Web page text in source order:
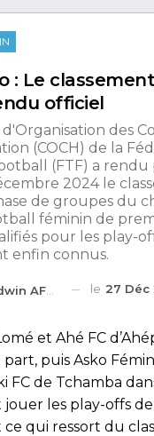
: Le
officiel
d'Organisation des
(COCH) de la
(FTF) a
2024 le
de groupes du
féminin de
pour les play-
enfin connus.
AFEDO le 27 Déc
et Ahé FC
part, puis Asko
FC de Tchamba
les play-offs de
ce qui ressort du